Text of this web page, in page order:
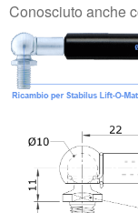
Conosciuto anche